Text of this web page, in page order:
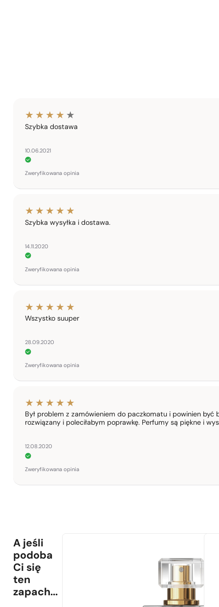
Szybka dostawa
10.06.2021
Zweryfikowana opinia
Szybka wysyłka i dostawa.
14.11.2020
Zweryfikowana opinia
Wszystko suuper
28.09.2020
Zweryfikowana opinia
Był problem z zamówieniem do paczkomatu i powinien
rozwiązany i poleciłabym poprawkę. Perfumy są piękne i
12.08.2020
Zweryfikowana opinia
A jeśli
podoba
Ci się
ten
zapach...